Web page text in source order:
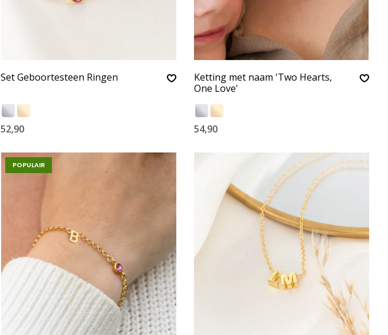
Set Geboortesteen Ringen
52,90
Ketting met naam 'Two Hearts,
One Love'
54,90
POPULAIR